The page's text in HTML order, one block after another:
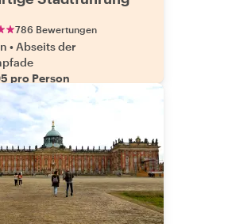
786 Bewertungen
• Abseits der
pro Person